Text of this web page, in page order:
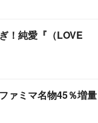
！純愛『（LOVE
ァミマ名物45％増量